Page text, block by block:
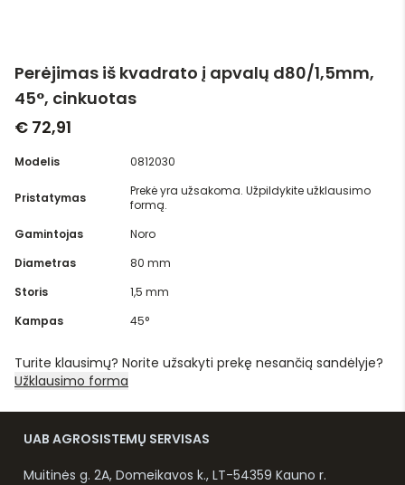
Perėjimas iš kvadrato į apvalų d80/1,5mm,
45°, cinkuotas
€ 72,91
Modelis 0812030
Pristatymas
Prekė yra užsakoma. Užpildykite užklausimo
formą.
Gamintojas
Noro
Diametras
80 mm
Storis
1,5 mm
Kampas
45°
Turite klausimų? Norite užsakyti prekę nesančią sandėlyje?
Užklausimo forma
UAB AGROSISTEMŲ SERVISAS
Muitinės g. 2A, Domeikavos k., LT-54359 Kauno r.